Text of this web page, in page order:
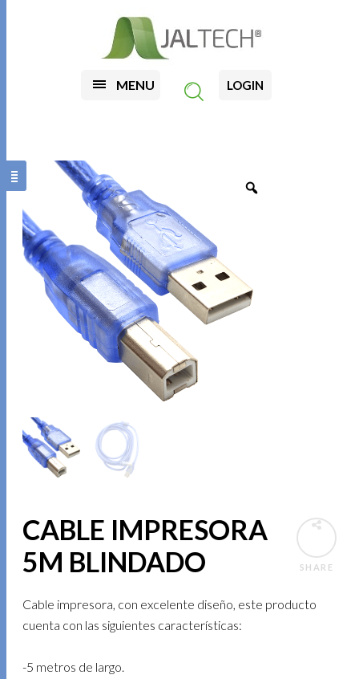
MENU LOGIN
SHARE
CABLE IMPRESORA
5M BLINDADO
Cable impresora, con excelente diseño, este producto
cuenta con las siguientes características:
-5 metros de largo.